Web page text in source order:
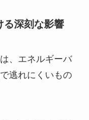
る深刻な影響
、エネルギーバ
逃れにくいもの